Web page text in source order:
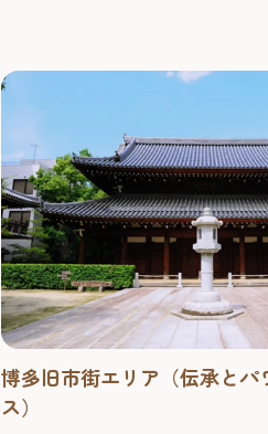
博多旧市街エリア（伝承とパ
ス）